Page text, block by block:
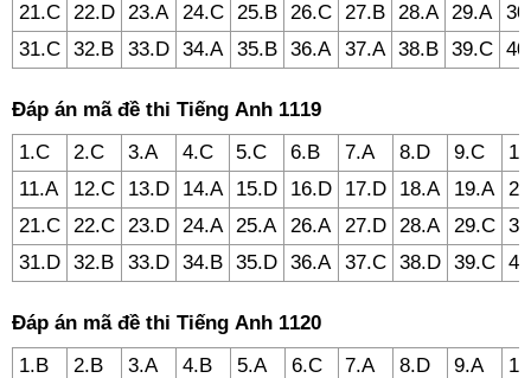
21.C 22.D 23.A 24.C 25.B 26.C 27.B 28.A 29.A
31.C 32.B 33.D 34.A 35.B 36.A 37.A 38.B 39.C
Đáp án mã đề thi Tiếng Anh 1119
1.C
2.C 3.A 4.C 5.C 6.B 7.A 8.D 9.C
11.A
12.C 13.D 14.A 15.D 16.D 17.D 18.A 19.A
21.C 22.C 23.D 24.A 25.A 26.A 27.D 28.A 29.C
31.D 32.B 33.D 34.B 35.D 36.A 37.C 38.D 39.C
Đáp án mã đề thi Tiếng Anh 1120
1.B
2.B 3.A 4.B 5.A 6.C 7.A 8.D 9.A